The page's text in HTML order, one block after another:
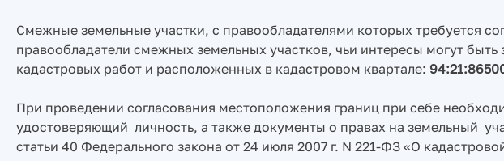
Смежные земельные участки, с правообладателями которых требуется
правообладатели смежных земельных участков, чьи интересы могут
кадастровых работ и расположенных в кадастровом квартале:
При проведении согласования местоположения границ при себе
удостоверяющий личность, а также документы о правах на земельный
статьи 40 Федерального закона от 24 июля 2007 г. N 221-ФЗ «О